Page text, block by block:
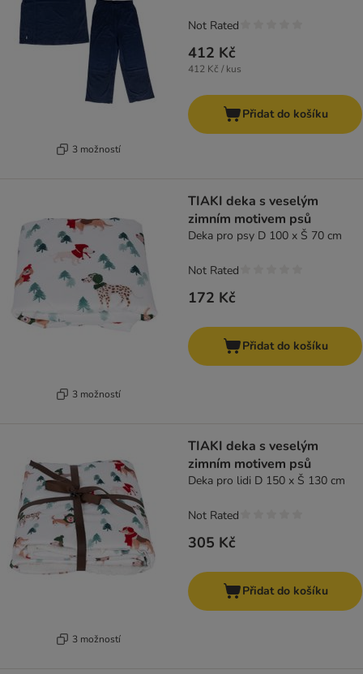
3 možností
412 Kč
412 Kč / kus
Not Rated
Přidat do košíku
3 možností
TIAKI deka s veselým
zimním motivem psů
Deka pro psy D 100 x Š 70 cm
172 Kč
Not Rated
Přidat do košíku
3 možností
TIAKI deka s veselým
zimním motivem psů
Deka pro lidi D 150 x Š 130 cm
305 Kč
Not Rated
Přidat do košíku